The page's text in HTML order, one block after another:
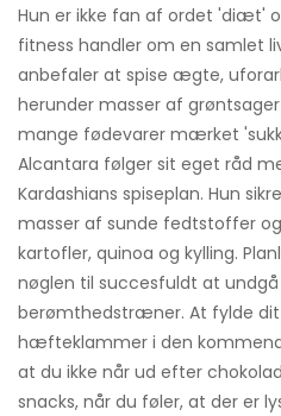
Hun er ikke fan af ordet 'diæt'
fitness handler om en samlet
anbefaler at spise ægte,
herunder masser af
mange fødevarer mærket
Alcantara følger sit eget råd
Kardashians spiseplan. Hun
masser af sunde fedtstoffer
kartofler, quinoa og kylling.
nøglen til succesfuldt at
berømthedstræner. At fylde dit
hæfteklammer i den
at du ikke når ud efter
snacks, når du føler, at der er